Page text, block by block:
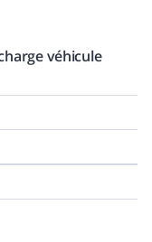
véhicule